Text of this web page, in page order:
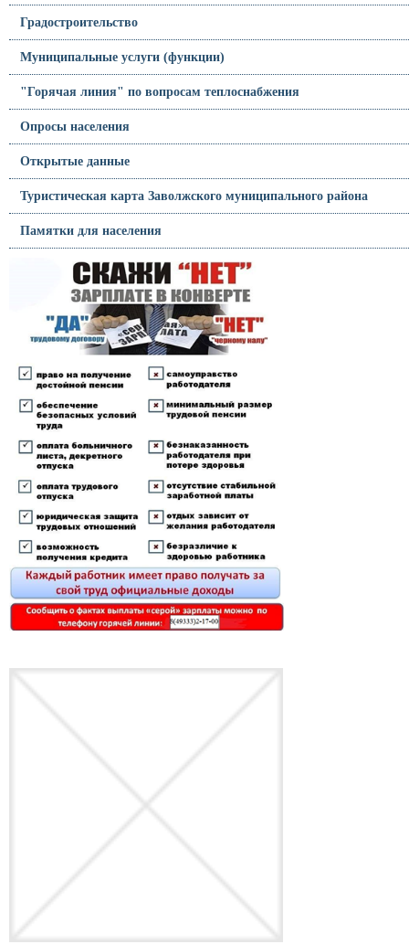
Градостроительство
Муниципальные услуги (функции)
"Горячая линия" по вопросам теплоснабжения
Опросы населения
Открытые данные
Туристическая карта Заволжского муниципального района
Памятки для населения